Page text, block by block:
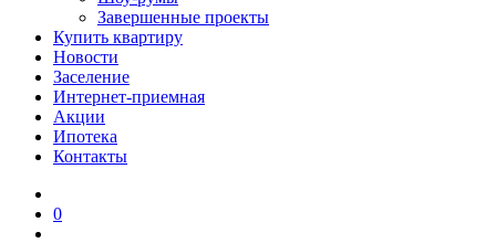
Завершенные проекты
Купить квартиру
Новости
Заселение
Интернет-приемная
Акции
Ипотека
Контакты
0